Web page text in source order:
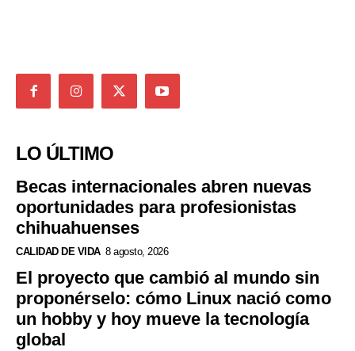
LO ÚLTIMO
Becas internacionales abren nuevas
oportunidades para profesionistas
chihuahuenses
CALIDAD DE VIDA 8 agosto, 2026
El proyecto que cambió al mundo sin
proponérselo: cómo Linux nació como
un hobby y hoy mueve la tecnología
global